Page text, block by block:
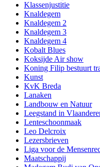
Klassenjustitie
Knaldegem
Knaldegem 2
Knaldegem 3
Knaldegem 4
Kobalt Blues
Koksijde Air show
Koning Filip bestuurt
Kunst
KvK Breda
Lanaken
Landbouw en Natuur
Leegstand in
Lenteschoonmaak
Leo Delcroix
Lezersbrieven
Liga voor de
Maatschappij